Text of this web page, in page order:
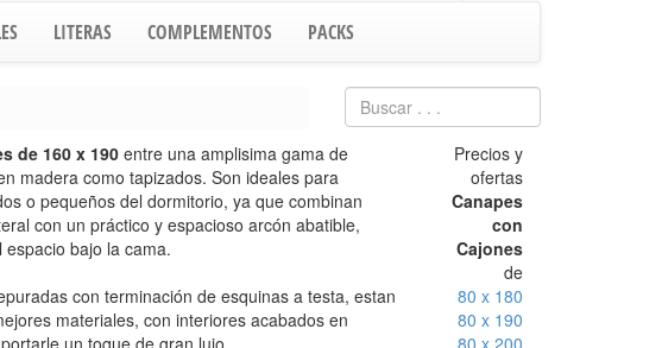
LITERAS COMPLEMENTOS PACKS
de 160 x 190 entre una amplisima gama de
madera como tapizados. Son ideales para
o pequeños del dormitorio, ya que combinan
con un práctico y espacioso arcón abatible,
bajo la cama.
con terminación de esquinas a testa, estan
materiales, con interiores acabados en
un toque de gran lujo.
Precios y
ofertas
Canapes
con
Cajones
de
80 x 180
80 x 190
80 x 200